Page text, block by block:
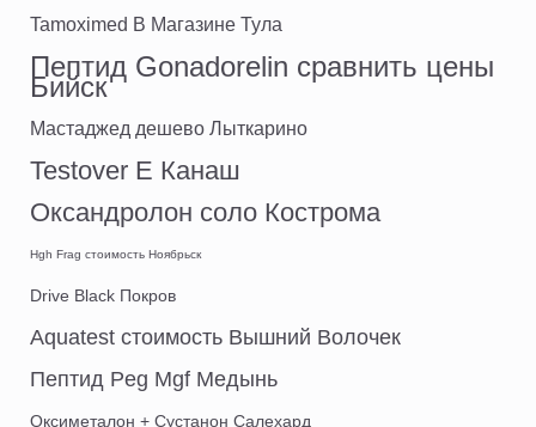
Tamoximed В Магазине Тула
Пептид Gonadorelin сравнить цены
Бийск
Мастаджед дешево Лыткарино
Testover E Канаш
Оксандролон соло Кострома
Hgh Frag стоимость Ноябрьск
Drive Black Покров
Aquatest стоимость Вышний Волочек
Пептид Peg Mgf Медынь
Оксиметалон + Сустанон Салехард